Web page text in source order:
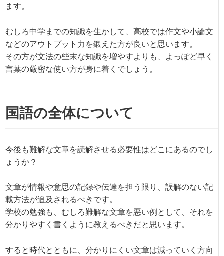
ます。
むしろ中学までの知識を生かして、高校では作文や小論文
などのアウトプット力を鍛えた方が良いと思います。
その方が文法の些末な知識を増やすよりも、よっぽど早く
言葉の厳密な使い方が身に着くでしょう。
国語の全体について
今後も難解な文章を読解させる必要性はどこにあるのでし
ょうか？
文章が情報や意思の記録や伝達を担う限り、誤解のない記
載方法が追及されるべきです。
学校の勉強も、むしろ難解な文章を悪い例として、それを
分かりやすく書くように教えるべきだと思います。
すると時代とともに、分かりにくい文章は減っていく方向